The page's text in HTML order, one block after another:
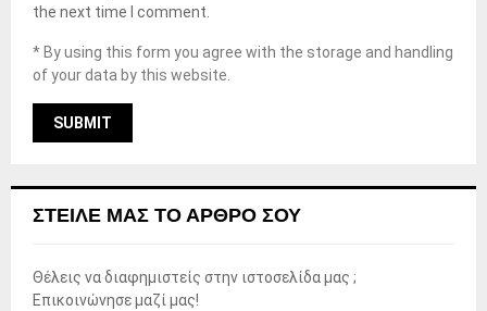
the next time I comment.
* By using this form you agree with the storage and handling
of your data by this website.
ΣΤΕΊΛΕ ΜΑΣ ΤΟ ΆΡΘΡΟ ΣΟΥ
Θέλεις να διαφημιστείς στην ιστοσελίδα μας ;
Επικοινώνησε μαζί μας!